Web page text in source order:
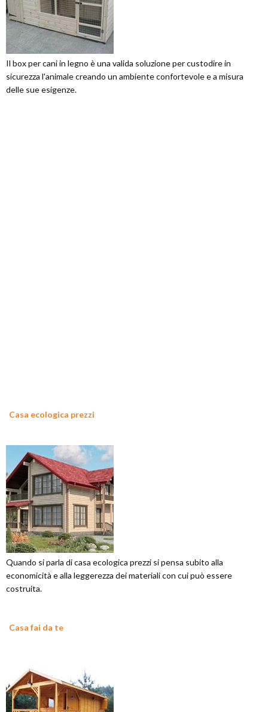
Il box per cani in legno è una valida soluzione per custodire in
sicurezza l'animale creando un ambiente confortevole e a misura
delle sue esigenze.
Casa ecologica prezzi
Quando si parla di casa ecologica prezzi si pensa subito alla
economicità e alla leggerezza dei materiali con cui può essere
costruita.
Casa fai da te